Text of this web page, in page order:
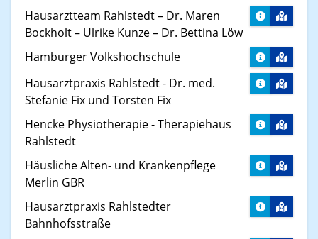
Hausarztteam Rahlstedt – Dr. Maren
Bockholt – Ulrike Kunze – Dr. Bettina Löw
Hamburger Volkshochschule
Hausarztpraxis Rahlstedt - Dr. med.
Stefanie Fix und Torsten Fix
Hencke Physiotherapie - Therapiehaus
Rahlstedt
Häusliche Alten- und Krankenpflege
Merlin GBR
Hausarztpraxis Rahlstedter
Bahnhofsstraße